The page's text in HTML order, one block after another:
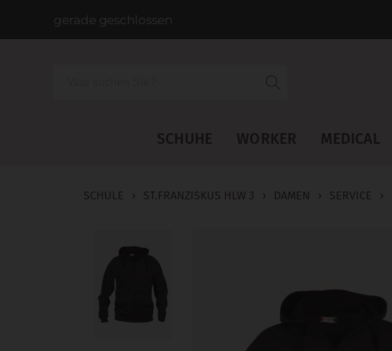
gerade geschlossen
SCHUHE WORKER MEDICAL
SCHULE › ST.FRANZISKUS HLW 3 › DAMEN › SERVICE ›